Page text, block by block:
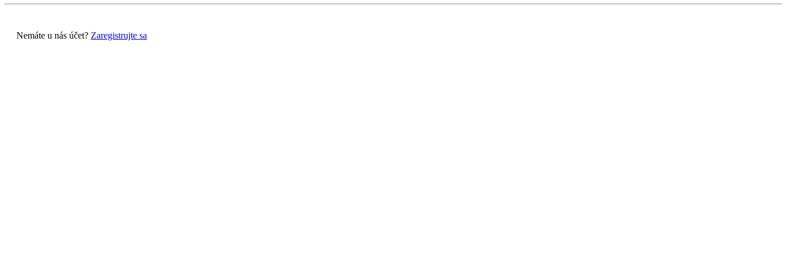
Nemáte u nás účet? Zaregistrujte sa